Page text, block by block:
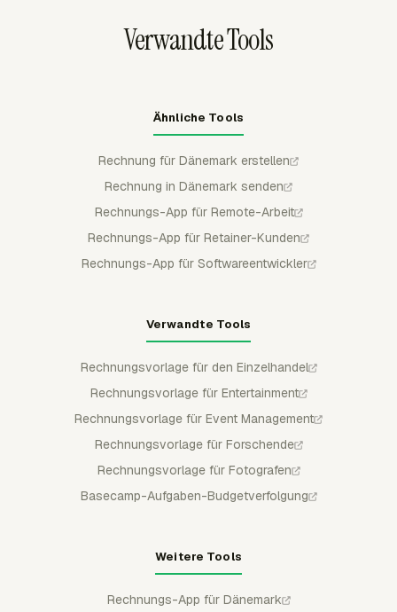
Verwandte Tools
Ähnliche Tools
Rechnung für Dänemark erstellen
Rechnung in Dänemark senden
Rechnungs-App für Remote-Arbeit
Rechnungs-App für Retainer-Kunden
Rechnungs-App für Softwareentwickler
Verwandte Tools
Rechnungsvorlage für den Einzelhandel
Rechnungsvorlage für Entertainment
Rechnungsvorlage für Event Management
Rechnungsvorlage für Forschende
Rechnungsvorlage für Fotografen
Basecamp-Aufgaben-Budgetverfolgung
Weitere Tools
Rechnungs-App für Dänemark